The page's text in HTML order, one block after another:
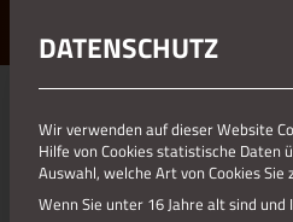
01.01.1970
FEWO KAISER
DATENSCHUTZ
Wir verwenden auf dieser Website
Hilfe von Cookies statistische Daten
Auswahl, welche Art von Cookies Sie
Wenn Sie unter 16 Jahre alt sind